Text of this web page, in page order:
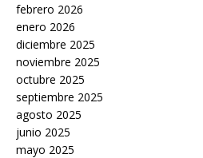
febrero 2026
enero 2026
diciembre 2025
noviembre 2025
octubre 2025
septiembre 2025
agosto 2025
junio 2025
mayo 2025